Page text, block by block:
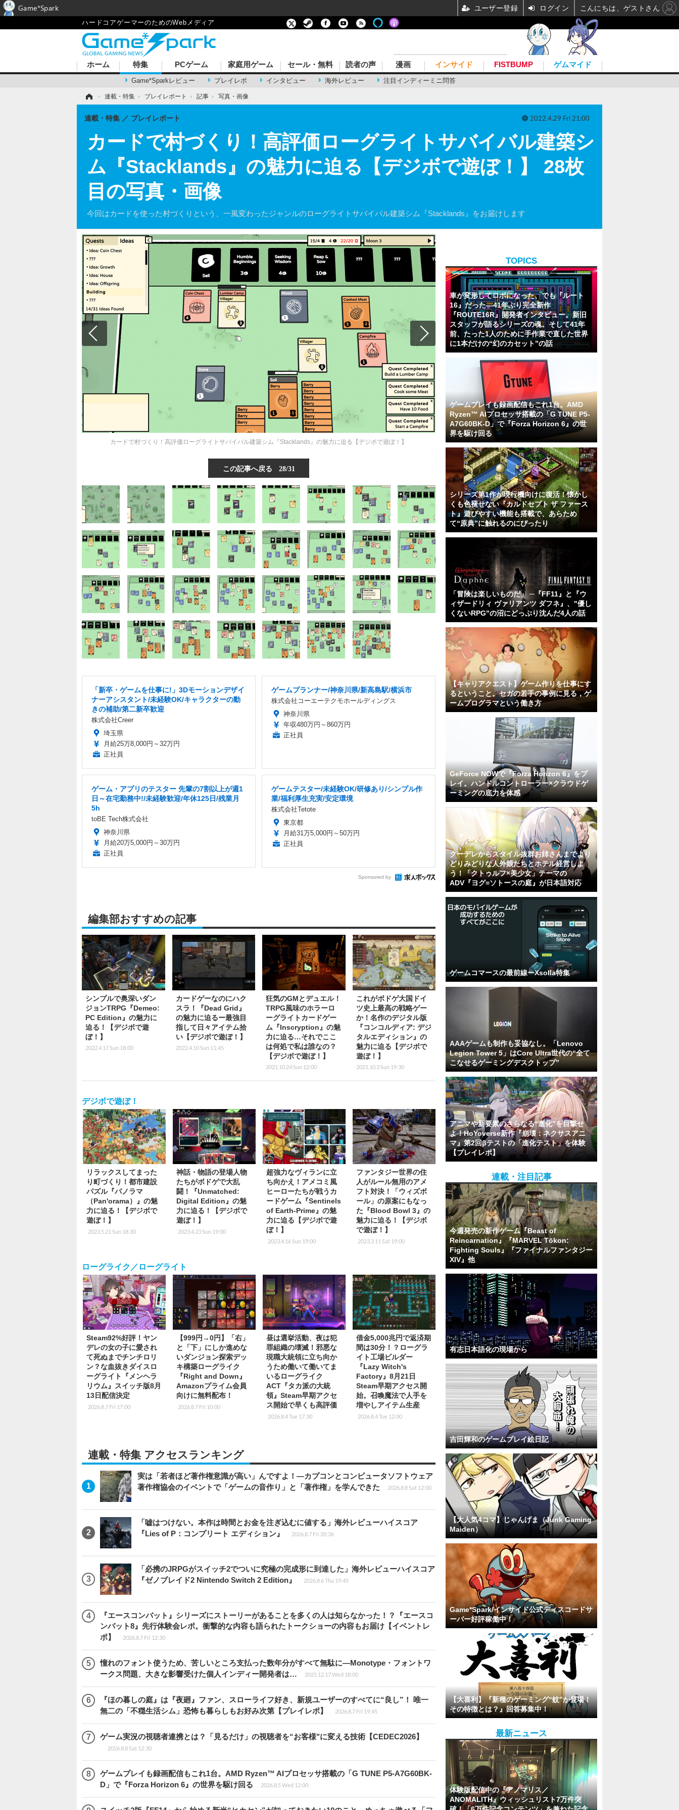
ハードコアゲーマーのためのWebメディア
ホーム 特集
Game*Sparkレビュー プレイレポ インタビュー 海外レビュー 注目インディーミニ問答
PCゲーム 家庭用ゲーム セール・無料 読者の声 漫画 インサイド FISTBUMP ゲムマイド
› 連載・特集 › プレイレポート › 記事 › 写真・画像
カードで村づくり！高評価ローグライトサバイバル建築シ
ム『Stacklands』の魅力に迫る【デジボで遊ぼ！】 28枚
目の写真・画像
今回はカードを使った村づくりという、一風変わったジャンルのローグライトサバイバル建築シム『Stacklands』をお届けします
連載・特集 プレイレポート 2022.4.29 Fri 21:00
カードで村づくり！高評価ローグライトサバイバル建築シム『Stacklands』の魅力に迫る【デジボで遊ぼ！】
この記事へ戻る 28/31
「新卒・ゲームを仕事に!」3Dモーションデザイ
ナーアシスタント/未経験OK/キャラクターの動
きの補助/第二新卒歓迎
株式会社Creer
埼玉県
月給25万8,000円～32万円
正社員
ゲームプランナー/神奈川県/新高島駅/横浜市
株式会社コーエーテクモホールディングス
神奈川県
年収480万円～860万円
正社員
ゲーム・アプリのテスター 先輩の7割以上が週1
日～在宅勤務中!/未経験歓迎/年休125日/残業月
5h
toBE Tech株式会社
神奈川県
月給20万5,000円～30万円
正社員
ゲームテスター/未経験OK/研修あり/シンプル作
業/福利厚生充実/安定環境
株式会社Tetote
東京都
月給31万5,000円～50万円
正社員
Sponsored by
編集部おすすめの記事
シンプルで奥深いダン
ジョンTRPG『Demeo:
PC Edition』の魅力に
迫る！【デジボで遊
ぼ！】
2022.4.17 Sun 18:00
カードゲーなのにハク
スラ！『Dead Grid』
の魅力に迫るー最強目
指して日々アイテム拾
い【デジボで遊ぼ！】
2022.4.10 Sun 11:45
狂気のGMとデュエル！
TRPG風味のホラーロ
ーグライトカードゲー
ム『Inscryption』の魅
力に迫る…それでここ
は何処で私は誰なの？
【デジボで遊ぼ！】
2021.10.24 Sun 12:00
これがボドゲ大国ドイ
ツ史上最高の戦略ゲー
か！名作のデジタル版
『コンコルディア: デジ
タルエディション』の
魅力に迫る【デジボで
遊ぼ！】
2021.10.3 Sun 19:30
デジボで遊ぼ！
リラックスしてまった
り町づくり！都市建設
パズル『パノラマ
（Pan'orama）』の魅
力に迫る！【デジボで
遊ぼ！】
2023.5.21 Sun 18:30
神話・物語の登場人物
たちがボドゲで大乱
闘！『Unmatched:
Digital Edition』の魅
力に迫る！【デジボで
遊ぼ！】
2023.4.23 Sun 19:00
超強力なヴィランに立
ち向かえ！アメコミ風
ヒーローたちが戦うカ
ードゲーム『Sentinels
of Earth-Prime』の魅
力に迫る【デジボで遊
ぼ！】
2023.4.16 Sun 19:00
ファンタジー世界の住
人がルール無用のアメ
フト対決！「ウィズボ
ール」の原案にもなっ
た『Blood Bowl 3』の
魅力に迫る！【デジボ
で遊ぼ！】
2023.3.11 Sat 19:00
ローグライク／ローグライト
Steam92%好評！ヤン
デレの女の子に愛され
て死ぬまでチンチロリ
ン？な血抜きダイスロ
ーグライト『メンヘラ
リウム』スイッチ版8月
13日配信決定
2026.8.7 Fri 17:00
【999円→0円】「右」
と「下」にしか進めな
いダンジョン探索デッ
キ構築ローグライク
『Right and Down』
Amazonプライム会員
向けに無料配布！
2026.8.7 Fri 10:00
昼は選挙活動、夜は犯
罪組織の壊滅！邪悪な
現職大統領に立ち向か
うため働いて働いてま
いるローグライク
ACT『タカ派の大統
領』Steam早期アクセ
ス開始で早くも高評価
2026.8.4 Tue 17:30
借金5,000兆円で返済期
間は30分！？ローグラ
イト工場ビルダー
『Lazy Witch's
Factory』8月21日
Steam早期アクセス開
始。召喚魔法で人手を
増やしアイテム生産
2026.8.4 Tue 12:00
連載・特集 アクセスランキング
実は「若者ほど著作権意識が高い」んですよ！―カプコンとコンピュータソフトウェア
著作権協会のイベントで「ゲームの音作り」と「著作権」を学んできた
2026.8.8 Sat 12:00
「嘘はつけない。本作は時間とお金を注ぎ込むに値する」海外レビューハイスコア
『Lies of P：コンプリート エディション』
2026.8.7 Fri 20:36
「必携のJRPGがスイッチ2でついに究極の完成形に到達した」海外レビューハイスコア
『ゼノブレイド2 Nintendo Switch 2 Edition』
2026.8.6 Thu 19:45
『エースコンバット』シリーズにストーリーがあることを多くの人は知らなかった！？『エースコ
ンバット8』先行体験会レポ。衝撃的な内容も語られたトークショーの内容もお届け【イベントレ
ポ】
2026.8.7 Fri 12:30
憧れのフォント使うため、苦しいところ支払った数年分がすべて無駄に―Monotype・フォントワ
ークス問題、大きな影響受けた個人インディー開発者は…
2025.12.17 Wed 18:00
『ほの暮しの庭』は『夜廻』ファン、スローライフ好き、新規ユーザーのすべてに“良し”！ 唯一
無二の「不穏生活シム」恐怖も暮らしもお好み次第【プレイレポ】
2026.8.7 Fri 19:45
ゲーム実況の視聴者連携とは？「見るだけ」の視聴者を“お客様"に変える技術【CEDEC2026】
2026.8.8 Sat 12:30
ゲームプレイも録画配信もこれ1台。AMD Ryzen™ AIプロセッサ搭載の「G TUNE P5-A7G60BK-
D」で『Forza Horizon 6』の世界を駆け回る
2026.8.5 Wed 12:00
TOPICS
車が変形してロボになった、でも『ルート
16』だった―41年ぶり完全新作
『ROUTE16R』開発者インタビュー。新旧
スタッフが語るシリーズの魂。そして41年
前、たった1人のために手作業で直した世界
に1本だけの“幻のカセット”の話
ゲームプレイも録画配信もこれ1台。AMD
Ryzen™ AIプロセッサ搭載の「G TUNE P5-
A7G60BK-D」で『Forza Horizon 6』の世
界を駆け回る
シリーズ第1作が現行機向けに復活！懐かし
くも色褪せない『カルドセプト ザ ファース
ト』遊びやすい機能も搭載で、あらため
て“原典”に触れるのにぴったり
「冒険は楽しいものだ」 ─『FF11』と『ウ
ィザードリィ ヴァリアンツ ダフネ』、"優し
くないRPG"の沼にどっぷり沈んだ4人の話
【キャリアクエスト】ゲーム作りを仕事にす
るということ。セガの若手の事例に見る，ゲ
ームプログラマという働き方
GeForce NOWで『Forza Horizon 6』をプ
レイ。ハンドルコントローラー×クラウドゲ
ーミングの底力を体感
クーデレからスタイル抜群お姉さんまでより
どりみどりな人外娘たちとホテル経営しよ
う！「クトゥルフ×美少女」テーマの
ADV『ヨグ=ソトースの庭』が日本語対応
ゲームコマースの最前線ーXsolla特集
AAAゲームも制作も妥協なし。「Lenovo
Legion Tower 5」はCore Ultra世代の“全て
こなせるゲーミングデスクトップ”
アニマや新要素のさらなる“進化”を目撃せ
よ！HoYoverse新作『崩壊：ネクサスアニ
マ』第2回βテストの「進化テスト」を体験
【プレイレポ】
連載・注目記事
今週発売の新作ゲーム『Beast of
Reincarnation』『MARVEL Tōkon:
Fighting Souls』『ファイナルファンタジー
XIV』他
有志日本語化の現場から
吉田輝和のゲームプレイ絵日記
【大人気4コマ】じゃんげま（Junk Gaming
Maiden）
Game*Spark/インサイド公式ディスコードサ
ーバー好評稼働中！
【大喜利】『新種のゲーミング“蚊”が登場！
その特徴とは？』回答募集中！
最新ニュース
体験版配信中の『アノマリス／
ANOMALITH』ウィッシュリスト7万件突
Game*Spark ユーザー登録 ログイン こんにちは、ゲストさん